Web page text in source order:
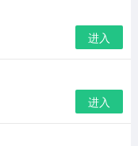
进入
进入